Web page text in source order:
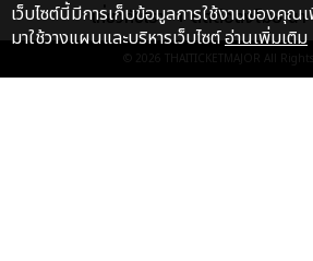
เกี่ยวกับเรา ติดต่อลงโฆษณา
© 2026 THAITICKETMAJOR All
เว็บไซต์นี้มีการเก็บข้อมูลการใช้งานของคุณ
มาใช้วางแผนและบริหารเว็บไซต์อ่านเพิ่มเติม